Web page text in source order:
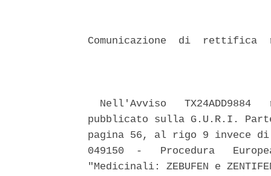
Comunicazione  di
Nell'Avviso   TX24ADD9884
pubblicato sulla G.U.R.I.
pagina 56, al rigo 9 invece di
049150  -   Procedura
"Medicinali: ZEBUFEN e